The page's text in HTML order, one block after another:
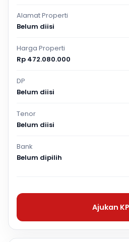
Alamat Properti
Belum diisi
Harga Properti
Rp 472.080.000
DP
Belum diisi
Tenor
Belum diisi
Bank
Belum dipilih
Ajukan